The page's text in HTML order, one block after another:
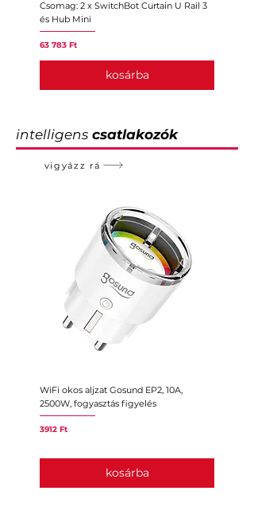
Csomag: 2 x SwitchBot Curtain U Rail 3
és Hub Mini
Ár
63 783 Ft
kosárba
intelligens csatlakozók
vigyázz rá
WiFi okos aljzat Gosund EP2, 10A,
2500W, fogyasztás figyelés
Ár
3912 Ft
kosárba